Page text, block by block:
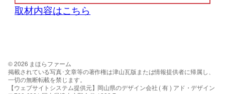
取材内容はこちら
© 2026 まほらファーム
掲載されている写真･文章等の著作権は津山瓦版または情報提供者に帰属し、
一切の無断転載を禁じます。
【ウェブサイトシステム提供元】岡山県のデザイン会社 ( 有 ) アド・デザイン